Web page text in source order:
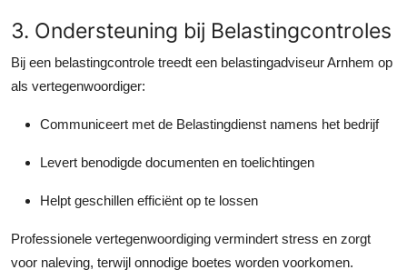
3. Ondersteuning bij Belastingcontroles
Bij een belastingcontrole treedt een belastingadviseur Arnhem op
als vertegenwoordiger:
Communiceert met de Belastingdienst namens het bedrijf
Levert benodigde documenten en toelichtingen
Helpt geschillen efficiënt op te lossen
Professionele vertegenwoordiging vermindert stress en zorgt
voor naleving, terwijl onnodige boetes worden voorkomen.